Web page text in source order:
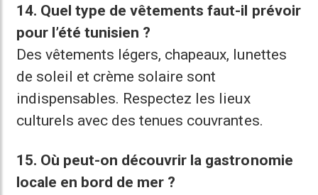
14. Quel type de vêtements faut-il prévoir
pour l’été tunisien ?
Des vêtements légers, chapeaux, lunettes
de soleil et crème solaire sont
indispensables. Respectez les lieux
culturels avec des tenues couvrantes.
15. Où peut-on découvrir la gastronomie
locale en bord de mer ?